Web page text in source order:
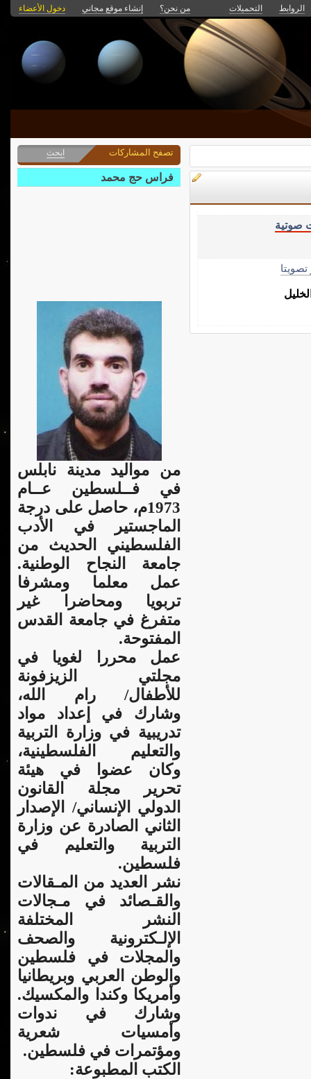
الروابط التحميلات من نحن؟ إنشاء موقع مجاني دخول الأعضاء
صوتية
تصويتا
تصفح المشاركات ابحث
فراس حج محمد
من مواليد مدينة نابلس
في فــلسطين عــام
1973م، حاصل على درجة
الماجستير في الأدب
الفلسطيني الحديث من
جامعة النجاح الوطنية.
عمل معلما ومشرفا
تربويا ومحاضرا غير
متفرغ في جامعة القدس
المفتوحة.
عمل محررا لغويا في
مجلتي الزيزفونة
للأطفال/ رام الله،
وشارك في إعداد مواد
تدريبية في وزارة التربية
والتعليم الفلسطينية،
وكان عضوا في هيئة
تحرير مجلة القانون
الدولي الإنساني/ الإصدار
الثاني الصادرة عن وزارة
التربية والتعليم في
فلسطين.
نشر العديد من المـقالات
والقـصائد في مـجالات
النشر المختلفة
الإلـكترونية والصحف
والمجلات في فلسطين
والوطن العربي وبريطانيا
وأمريكا وكندا والمكسيك.
وشارك في ندوات
وأمسيات شعرية
ومؤتمرات في فلسطين.
الكتب المطبوعة: